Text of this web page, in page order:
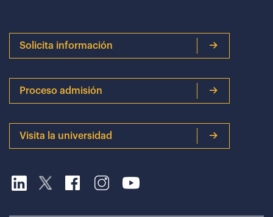
Solicita información
Proceso admisión
Visita la universidad